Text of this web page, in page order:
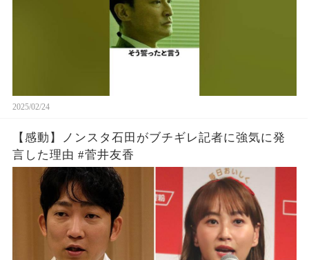
2025/02/24
【感動】ノンスタ石田がブチギレ記者に強気に発
言した理由 #菅井友香